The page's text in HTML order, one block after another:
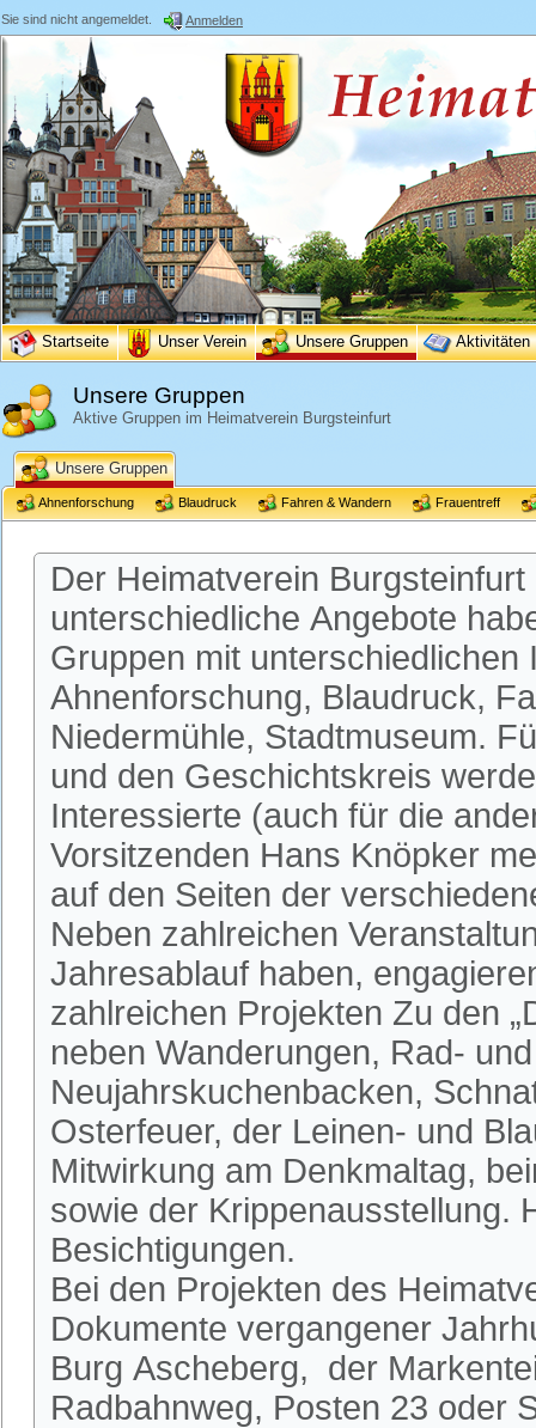
Sie sind nicht angemeldet. Anmelden
Startseite Unser Verein Unsere Gruppen Aktivitäten
Unsere Gruppen
Aktive Gruppen im Heimatverein Burgsteinfurt
Unsere Gruppen
Ahnenforschung Blaudruck Fahren & Wandern Frauentreff
Der Heimatverein
unterschiedliche Angebote
Gruppen mit
Ahnenforschung, Blaudruck,
Niedermühle, Stadtmuseum.
und den Geschichtskreis
Interessierte (auch für die
Vorsitzenden Hans Knöpker
auf den Seiten der
Neben zahlreichen
Jahresablauf haben,
zahlreichen Projekten Zu den
neben Wanderungen, Rad-
Neujahrskuchenbacken,
Osterfeuer, der Leinen- und
Mitwirkung am Denkmaltag,
sowie der Krippenausstellung.
Besichtigungen.
Bei den Projekten des
Dokumente vergangener
Burg Ascheberg, der
Radbahnweg, Posten 23 oder